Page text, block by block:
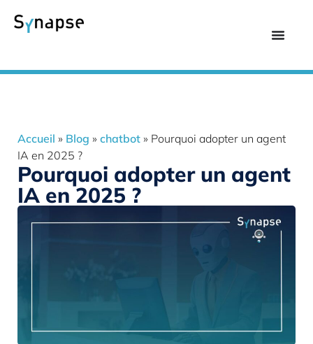
Accueil » Blog » chatbot » Pourquoi adopter un agent
IA en 2025 ?
Pourquoi adopter un agent
IA en 2025 ?